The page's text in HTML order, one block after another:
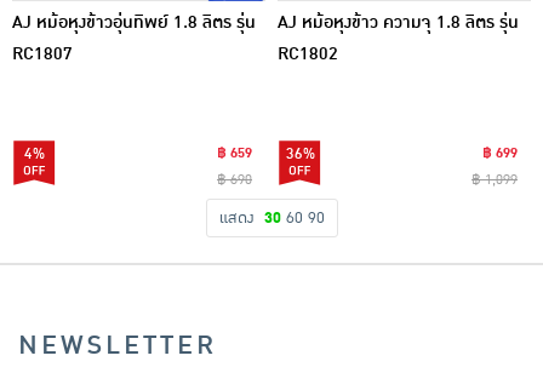
AJ หม้อหุงข้าวอุ่นทิพย์ 1.8 ลิตร รุ่น
RC1807
4%
฿ 659
฿ 690
AJ หม้อหุงข้าว ความจุ 1.8 ลิตร รุ่น
RC1802
36%
฿ 699
฿ 1,099
แสดง 30 60 90
NEWSLETTER